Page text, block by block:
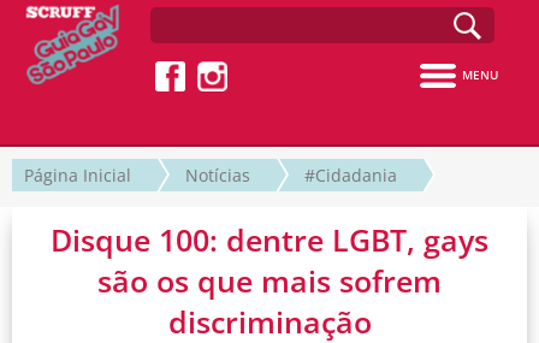
MENU
Página Inicial Notícias #Cidadania
Disque 100: dentre LGBT, gays
são os que mais sofrem
discriminação